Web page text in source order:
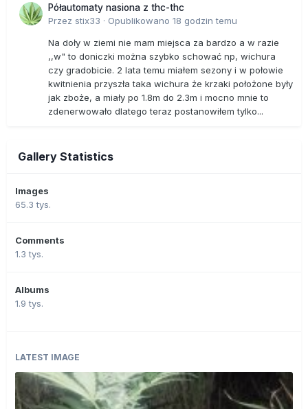
Półautomaty nasiona z thc-thc
Przez stix33 · Opublikowano 18 godzin temu
Na doły w ziemi nie mam miejsca za bardzo a w razie
,,w" to doniczki można szybko schować np, wichura
czy gradobicie. 2 lata temu miałem sezony i w połowie
kwitnienia przyszła taka wichura że krzaki położone były
jak zboże, a miały po 1.8m do 2.3m i mocno mnie to
zdenerwowało dlatego teraz postanowiłem tylko...
Gallery Statistics
Images
65.3 tys.
Comments
1.3 tys.
Albums
1.9 tys.
LATEST IMAGE